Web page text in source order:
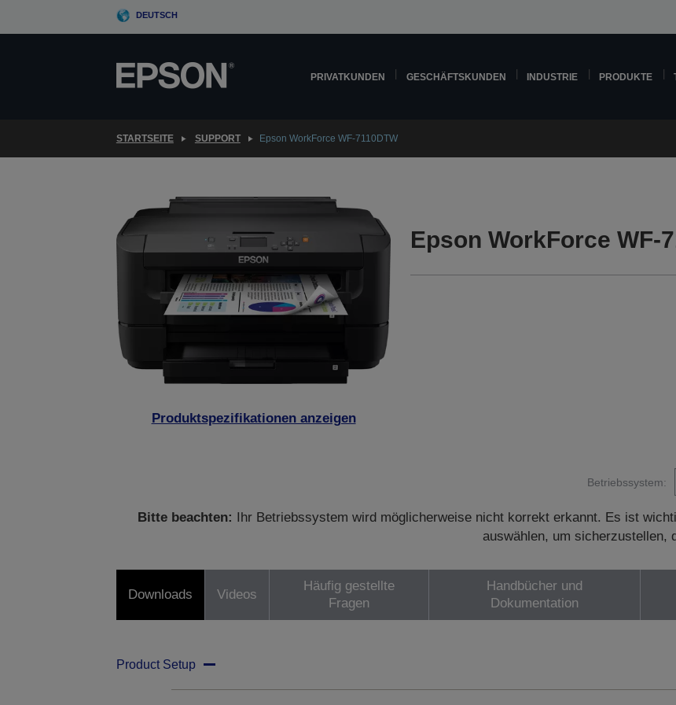
DEUTSCH
PRIVATKUNDEN GESCHÄFTSKUNDEN INDUSTRIE PRODUKTE
STARTSEITE SUPPORT Epson WorkForce WF-7110DTW
Produktspezifikationen anzeigen
Epson WorkForce WF-
Betriebssystem:
Bitte beachten:
Ihr Betriebssystem wird möglicherweise nicht korrekt erkannt. Es ist
auswählen, um sicherzustellen,
Downloads Videos
Häufig gestellte
Fragen
Handbücher und
Dokumentation
Product Setup